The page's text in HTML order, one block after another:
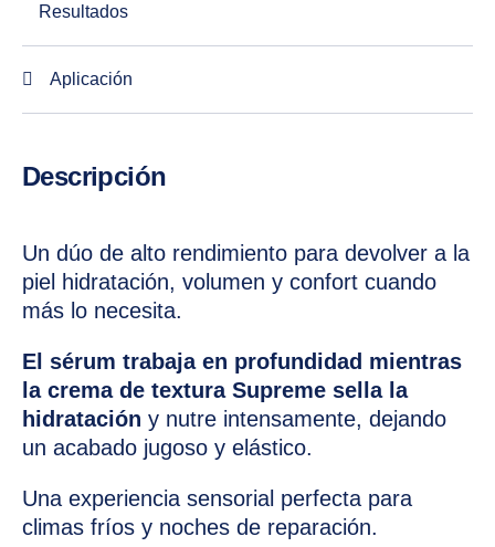
Resultados
Aplicación
Descripción
Un dúo de alto rendimiento para devolver a la
piel hidratación, volumen y confort cuando
más lo necesita.
El sérum trabaja en profundidad mientras
la crema de textura Supreme sella la
hidratación y nutre intensamente, dejando
un acabado jugoso y elástico.
Una experiencia sensorial perfecta para
climas fríos y noches de reparación.